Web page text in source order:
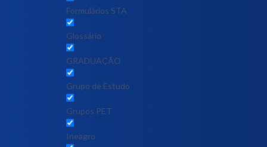
Formulários STA
Glossário
GRADUAÇÃO
Grupo de Estudo
Grupos PET
Ineagro